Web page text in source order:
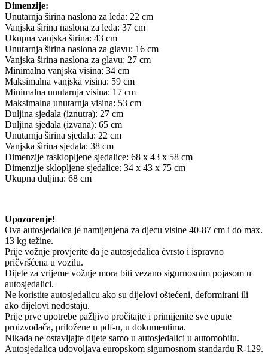
Dimenzije:
Unutarnja širina naslona za leđa: 22 cm
Vanjska širina naslona za leđa: 37 cm
Ukupna vanjska širina: 43 cm
Unutarnja širina naslona za glavu: 16 cm
Vanjska širina naslona za glavu: 27 cm
Minimalna vanjska visina: 34 cm
Maksimalna vanjska visina: 59 cm
Minimalna unutarnja visina: 17 cm
Maksimalna unutarnja visina: 53 cm
Duljina sjedala (iznutra): 27 cm
Duljina sjedala (izvana): 65 cm
Unutarnja širina sjedala: 22 cm
Vanjska širina sjedala: 38 cm
Dimenzije rasklopljene sjedalice: 68 x 43 x 58 cm
Dimenzije sklopljene sjedalice: 34 x 43 x 75 cm
Ukupna duljina: 68 cm
Upozorenje!
Ova autosjedalica je namijenjena za djecu visine 40-87 cm i do max.
13 kg težine.
Prije vožnje provjerite da je autosjedalica čvrsto i ispravno
pričvršćena u vozilu.
Dijete za vrijeme vožnje mora biti vezano sigurnosnim pojasom u
autosjedalici.
Ne koristite autosjedalicu ako su dijelovi oštećeni, deformirani ili
ako dijelovi nedostaju.
Prije prve upotrebe pažljivo pročitajte i primijenite sve upute
proizvođača, priložene u pdf-u, u dokumentima.
Nikada ne ostavljajte dijete samo u autosjedalici u automobilu.
Autosjedalica udovoljava europskom sigurnosnom standardu R-129.